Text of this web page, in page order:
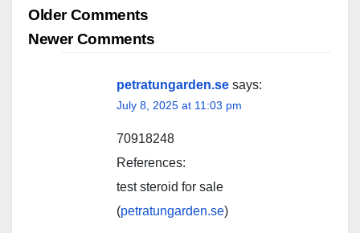
Comment
navigation
Older Comments
Newer Comments
petratungarden.se says:
July 8, 2025 at 11:03 pm
70918248
References:
test steroid for sale
(petratungarden.se)